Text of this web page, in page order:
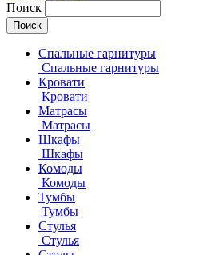
Поиск
Спальные гарнитуры
Спальные гарнитуры
Кровати
Кровати
Матрасы
Матрасы
Шкафы
Шкафы
Комоды
Комоды
Тумбы
Тумбы
Стулья
Стулья